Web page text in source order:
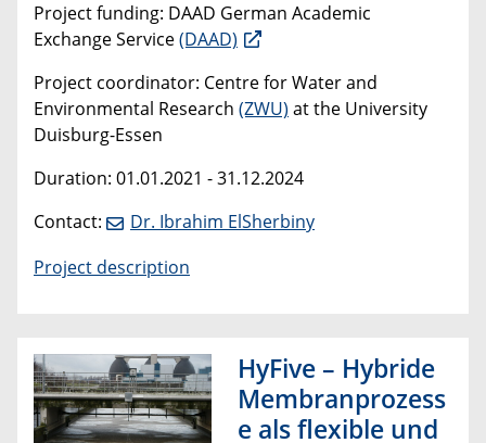
Project funding: DAAD German Academic
Exchange Service(DAAD)
Project coordinator: Centre for Water and
Environmental Research (ZWU) at the University
Duisburg-Essen
Duration: 01.01.2021 - 31.12.2024
Contact:
Dr. Ibrahim ElSherbiny
Project description
HyFive – Hybride
Membranprozess
e als flexible und